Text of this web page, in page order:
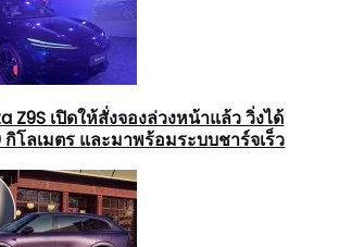
Z9S เปิดให้สั่งจองล่วงหน้าแล้ว วิ่งได้
กิโลเมตร และมาพร้อมระบบชาร์จเร็ว